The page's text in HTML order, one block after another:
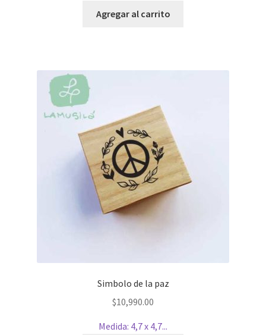
Agregar al carrito
Simbolo de la paz
$10,990.00
Medida: 4,7 x 4,7...